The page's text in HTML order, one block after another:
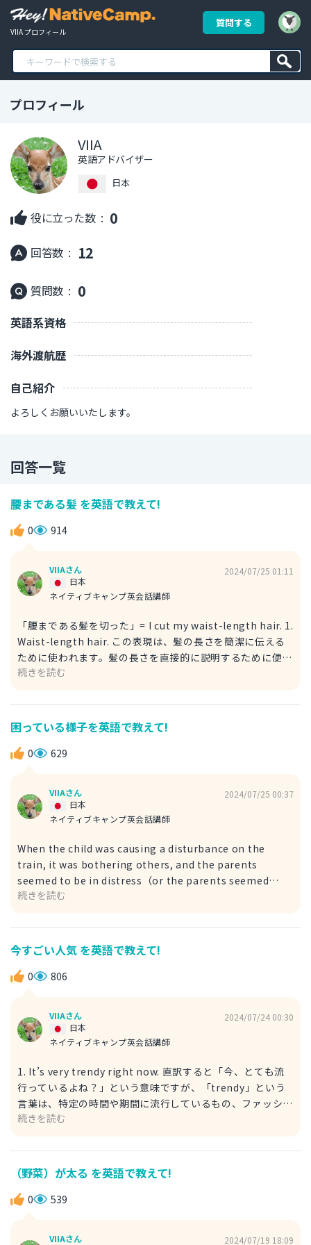
VIIA プロフィール
質問する
プロフィール
VIIA
英語アドバイザー
日本
役に立った数 : 0
回答数 : 12
質問数 : 0
英語系資格
海外渡航歴
自己紹介
よろしくお願いいたします。
回答一覧
腰まである髪 を英語で教えて!
0 914
VIIAさん
ネイティブキャンプ英会話講師
日本
2024/07/25 01:11
「腰まである髪を切った」= I cut my waist-length hair. 1.
Waist-length hair. この表現は、髪の長さを簡潔に伝える
ために使われます。髪の長さを直接的に説明するために便利
で、特に見た目や長さに関して簡潔に表現したいときに使い
I wanted to change. 最近、スタイルを変わりたいから、腰
までの髪を切った。 2. My hair reaches my waist. この表
現も髪の長さを示すもので、より口語的または直訳的です。
「My hair reaches my waist.」直訳すると「髪が腰まであ
My hair reaches my waist, but I’m thinking of cutting
it shorter. 髪が腰まであるですが、今は短くにしようかな
続きを読む
困っている様子を英語で教えて!
0 629
VIIAさん
ネイティブキャンプ英会話講師
日本
2024/07/25 00:37
When the child was causing a disturbance on the
train, it was bothering others, and the parents
seemed to be in distress（or the parents seemed
upset）. 「子供が電車で騒いでいると周りに迷惑がかか
distress: この表現は、深刻な不安、苦しいを感じているで
す。より強い感情的または精神的な負担を表現しています。
例文 During the meeting, when the project deadline
was mentioned, Jane seemed to be in distress. 会議
イライラするような気持ちを表現してます。一般的な不満や
戸惑い、気になることがあるときの軽い感情を意味していま
the customer seemed upset. 店員さんが間違えた料理を
持ってきた時に、お客さんは困っている様子だった。
続きを読む
今すごい人気 を英語で教えて!
0 806
VIIAさん
ネイティブキャンプ英会話講師
日本
2024/07/24 00:30
1. It’s very trendy right now. 直訳すると「今、とても流
行っているよね？」という意味ですが、「trendy」という
言葉は、特定の時間や期間に流行しているもの、ファッショ
ンやライフスタイルの一部として人気があることを強調して
now. この服のスタイルは今とても流行っているよね？ 2.
It's a big hit these days. 直訳すると「最近、大ヒットし
ているよね？」ですが、「big hit」という言葉は、何かが
非常に成功していて、多くの人に受け入れられ、人気がある
続きを読む
（野菜）が太る を英語で教えて!
0 539
VIIAさん
2024/07/19 18:09